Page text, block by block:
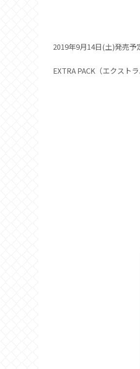
2019年9月14日(土)発売予
EXTRA PACK（エクスト